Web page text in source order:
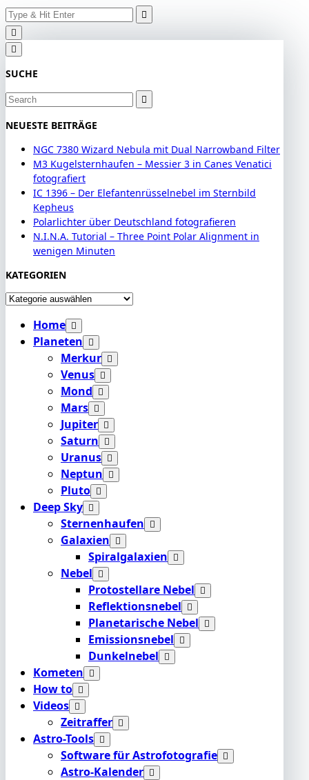
Skip
to
content
Search
for:
SUCHE
Search
for:
NEUESTE BEITRÄGE
NGC 7380 Wizard Nebula mit Dual Narrowband Filter
M3 Kugelsternhaufen – Messier 3 in Canes Venatici
fotografiert
IC 1396 – Der Elefantenrüsselnebel im Sternbild
Kepheus
Polarlichter über Deutschland fotografieren
N.I.N.A. Tutorial – Three Point Polar Alignment in
wenigen Minuten
KATEGORIEN
Kategorien
Home
Planeten
Merkur
Venus
Mond
Mars
Jupiter
Saturn
Uranus
Neptun
Pluto
Deep Sky
Sternenhaufen
Galaxien
Spiralgalaxien
Nebel
Protostellare Nebel
Reflektionsnebel
Planetarische Nebel
Emissionsnebel
Dunkelnebel
Kometen
How to
Videos
Zeitraffer
Astro-Tools
Software für Astrofotografie
Astro-Kalender